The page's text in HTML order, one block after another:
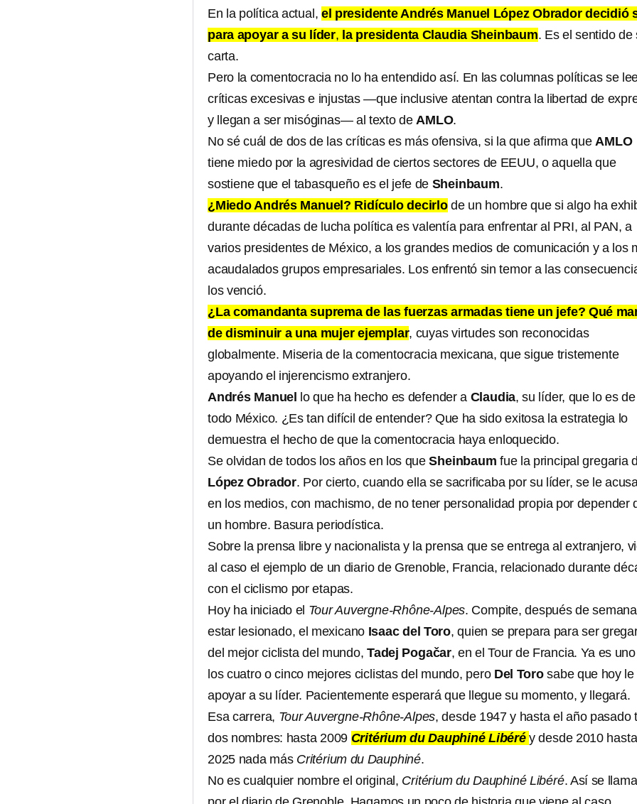
En la política actual, el presidente Andrés Manuel López Obrador decidió
para apoyar a su líder, la presidenta Claudia Sheinbaum. Es el sentido de
carta.
Pero la comentocracia no lo ha entendido así. En las columnas políticas se
críticas excesivas e injustas —que inclusive atentan contra la libertad de
y llegan a ser misóginas— al texto deAMLO.
No sé cuál de dos de las críticas es más ofensiva, si la que afirma queAMLO
tiene miedo por la agresividad de ciertos sectores de EEUU, o aquella que
sostiene que el tabasqueño es el jefe de Sheinbaum.
¿Miedo Andrés Manuel? Ridículo decirlode un hombre que si algo ha
durante décadas de lucha política es valentía para enfrentar al PRI, al PAN, a
varios presidentes de México, a los grandes medios de comunicación y a los
acaudalados grupos empresariales. Los enfrentó sin temor a las
los venció.
¿La comandanta suprema de las fuerzas armadas tiene un jefe? Qué
de disminuir a una mujer ejemplar, cuyas virtudes son reconocidas
globalmente. Miseria de la comentocracia mexicana, que sigue tristemente
apoyando el injerencismo extranjero.
Andrés Manuel
lo que ha hecho es defender a Claudia, su líder, que lo es de
todo México. ¿Es tan difícil de entender? Que ha sido exitosa la estrategia lo
demuestra el hecho de que la comentocracia haya enloquecido.
Se olvidan de todos los años en los queSheinbaum fue la principal gregaria
López Obrador. Por cierto, cuando ella se sacrificaba por su líder, se le
en los medios, con machismo, de no tener personalidad propia por depender
un hombre. Basura periodística.
Sobre la prensa libre y nacionalista y la prensa que se entrega al extranjero,
al caso el ejemplo de un diario de Grenoble, Francia, relacionado durante
con el ciclismo por etapas.
Hoy ha iniciado el Tour Auvergne-Rhône-Alpes. Compite, después de
estar lesionado, el mexicano Isaac del Toro, quien se prepara para ser
del mejor ciclista del mundo,Tadej Pogačar, en el Tour de Francia. Ya es
los cuatro o cinco mejores ciclistas del mundo, pero Del Torosabe que hoy le
apoyar a su líder. Pacientemente esperará que llegue su momento, y llegará.
Esa carrera, Tour Auvergne-Rhône-Alpes, desde 1947 y hasta el año pasado
dos nombres: hasta 2009 Critérium du Dauphiné Libéréy desde 2010 hasta
2025 nada más Critérium du Dauphiné.
No es cualquier nombre el original, Critérium du Dauphiné Libéré. Así se